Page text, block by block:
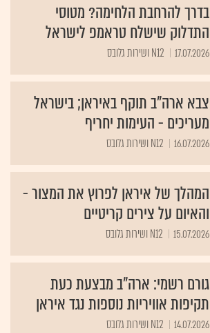
בדרך להרחבת הלחימה? מטוסי
התדלוק שישלח טראמפ לישראל
17.07.2026 N12 ושירות גלובס
צבא ארה"ב תוקף באיראן; בישראל
מעריכים - העימות יחריף
16.07.2026 N12 ושירות גלובס
המהלך של איראן לפרוץ את המצור -
והאיום על צירים קריטיים
15.07.2026 N12 ושירות גלובס
גורם רשמי: ארה"ב מבצעת כעת
תקיפות אוויריות נוספות נגד איראן
14.07.2026 N12 ושירות גלובס